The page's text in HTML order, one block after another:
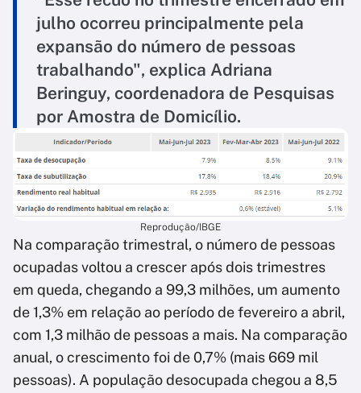
julho ocorreu principalmente pela
expansão do número de pessoas
trabalhando", explica Adriana
Beringuy, coordenadora de Pesquisas
por Amostra de Domicílio.
Reprodução/IBGE
Na comparação trimestral, o número de pessoas
ocupadas voltou a crescer após dois trimestres
em queda, chegando a 99,3 milhões, um aumento
de 1,3% em relação ao período de fevereiro a abril,
com 1,3 milhão de pessoas a mais. Na comparação
anual, o crescimento foi de 0,7% (mais 669 mil
pessoas). A população desocupada chegou a 8,5